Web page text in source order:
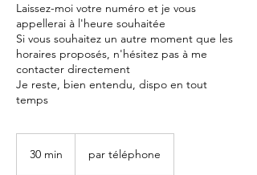
Laissez-moi votre numéro et je vous
appellerai à l'heure souhaitée
Si vous souhaitez un autre moment que les
horaires proposés, n'hésitez pas à me
contacter directement
Je reste, bien entendu, dispo en tout
temps
30 min par téléphone